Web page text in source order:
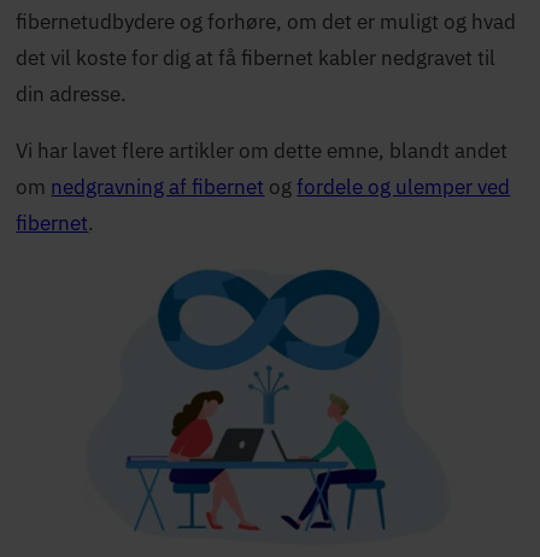
fibernetudbydere og forhøre, om det er muligt og hvad
det vil koste for dig at få fibernet kabler nedgravet til
din adresse.
Vi har lavet flere artikler om dette emne, blandt andet
om nedgravning af fibernet ogfordele og ulemper ved
fibernet.